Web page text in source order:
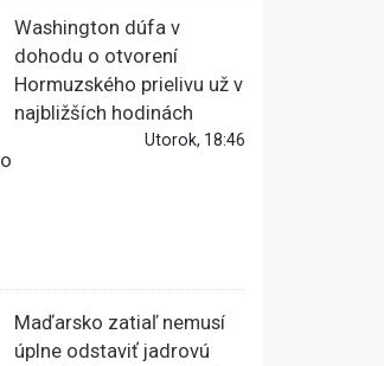
Washington dúfa v
dohodu o otvorení
Hormuzského prielivu už v
najbližších hodinách
Utorok, 18:46
Maďarsko zatiaľ nemusí
úplne odstaviť jadrovú